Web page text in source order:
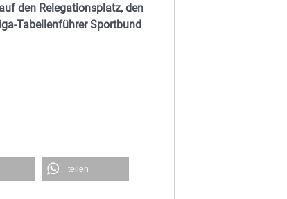
den Relegationsplatz, den
Tabellenführer Sportbund
teilen